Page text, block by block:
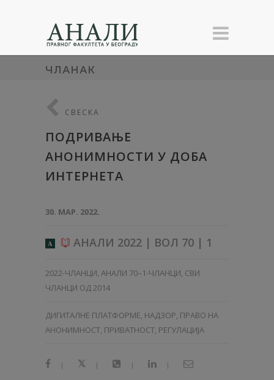
ЧЛАНАК
СВЕСКА
ПОДРИВАЊЕ
АНОНИМНОСТИ У ДОБА
ИНТЕРНЕТА
30. МАР. 2022.
A АНАЛИ 2022 | ВОЛ 70 | 1
2022-ЧЛАНЦИ, АНАЛИ 70–1-ЧЛАНЦИ, СВИ
ЧЛАНЦИ ОД 2014
ДИГИТАЛНЕ ПЛАТФОРМЕ, НАДЗОР, ПРАВО НА
АНОНИМНОСТ, ПРИВАТНОСТ, РЕГУЛАЦИЈА
| | | |